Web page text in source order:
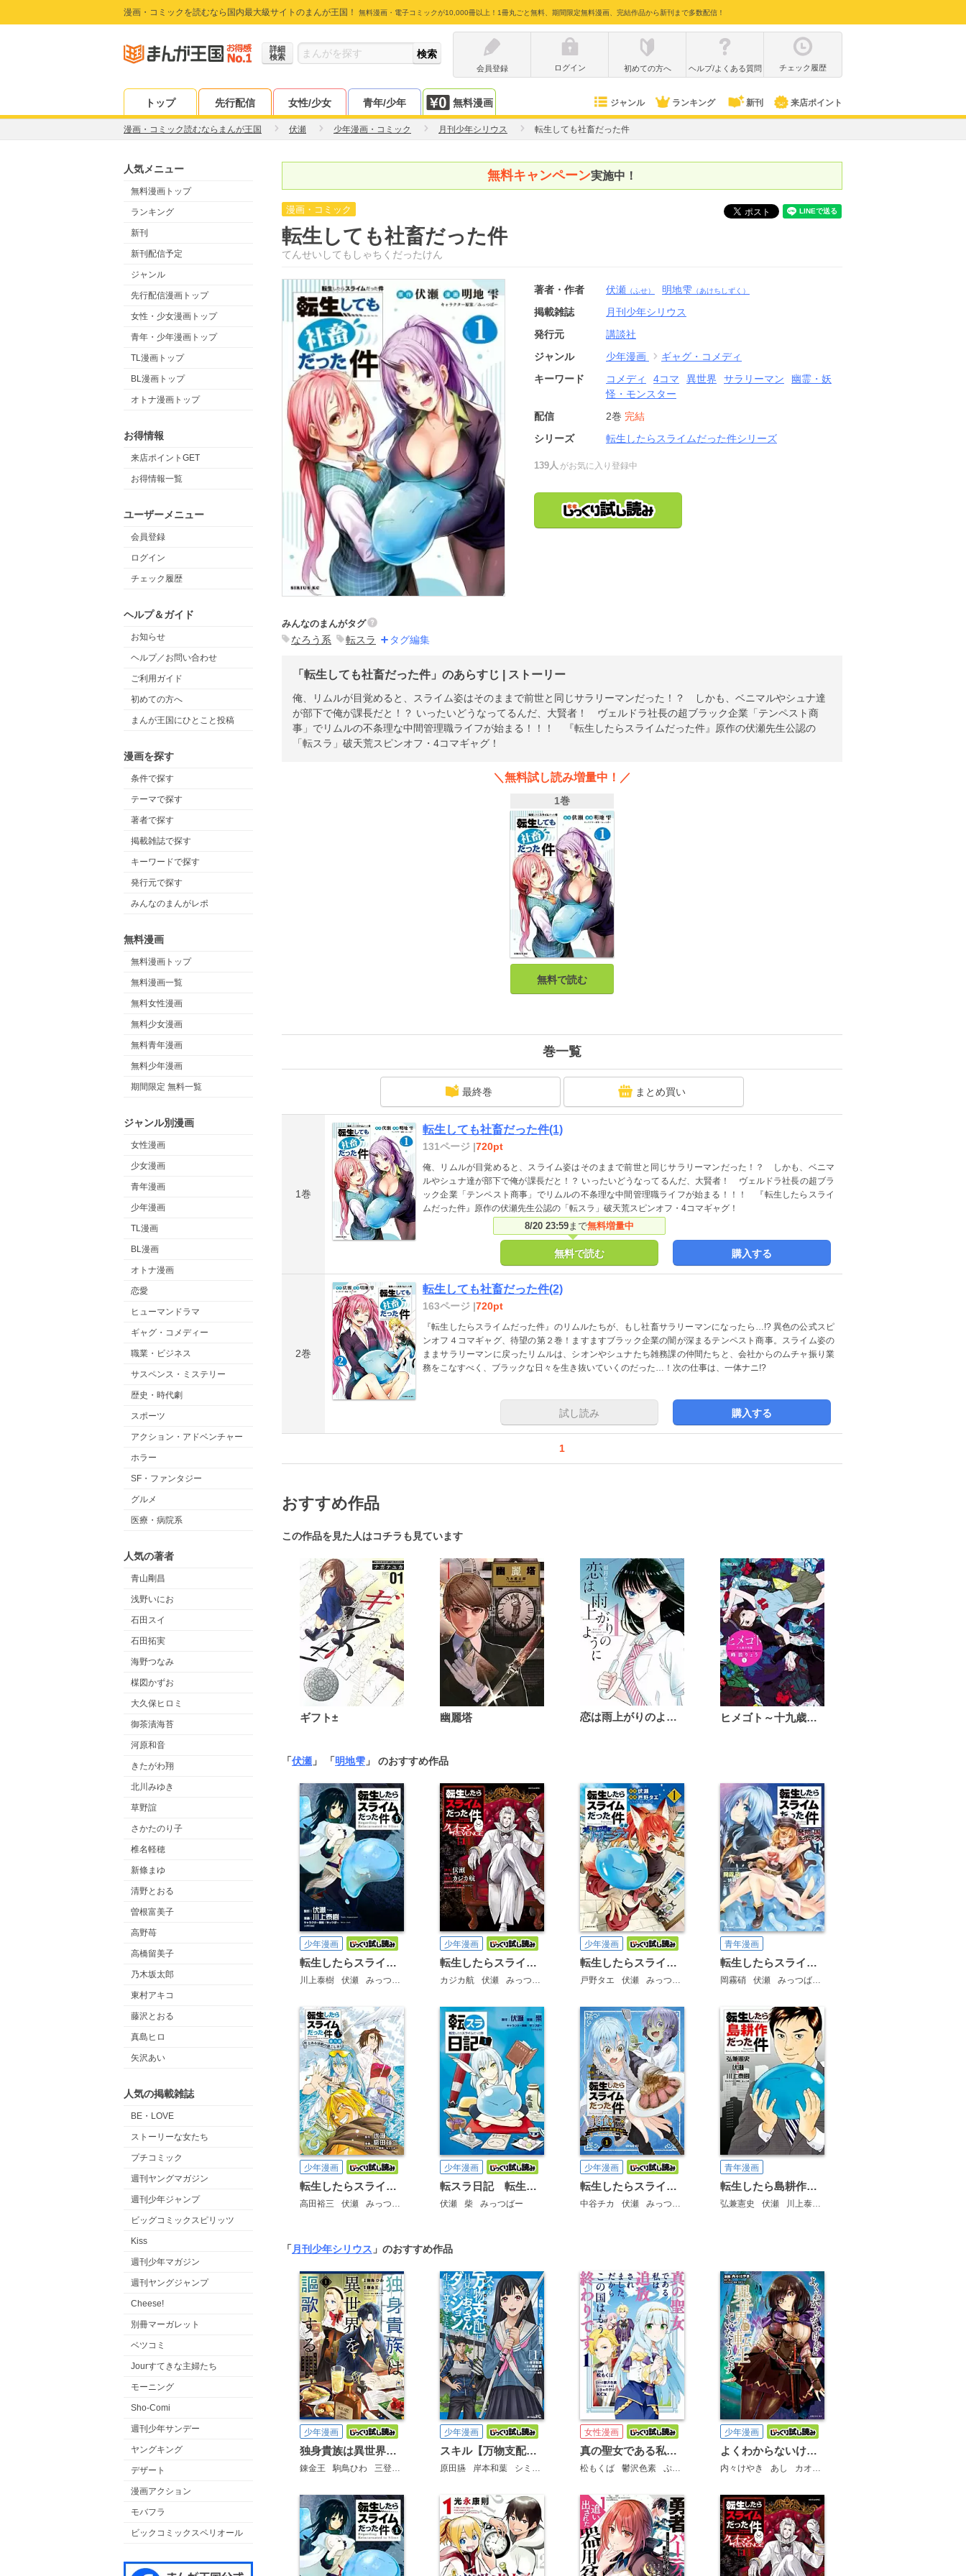
漫画・コミックを読むなら国内最大級サイトのまんが王国！ 無料漫画・電子コミックが10,000冊以上！1冊丸ごと無料、期間限定無料漫画、完結作品から新刊まで多数配信！
詳細
検索
会員登録
ログイン 初めての方へ ヘルプ/よくある質問 チェック履歴
トップ 先行配信 女性/少女 青年/少年 無料漫画 ジャンル ランキング 新刊 来店ポイント
漫画・コミック読むならまんが王国 伏瀬 少年漫画・コミック 月刊少年シリウス 転生しても社畜だった件
人気メニュー
無料漫画トップ
ランキング
新刊
新刊配信予定
ジャンル
先行配信漫画トップ
女性・少女漫画トップ
青年・少年漫画トップ
TL漫画トップ
BL漫画トップ
オトナ漫画トップ
お得情報
来店ポイントGET
お得情報一覧
ユーザーメニュー
会員登録
ログイン
チェック履歴
ヘルプ＆ガイド
お知らせ
ヘルプ／お問い合わせ
ご利用ガイド
初めての方へ
まんが王国にひとこと投稿
漫画を探す
条件で探す
テーマで探す
著者で探す
掲載雑誌で探す
キーワードで探す
発行元で探す
みんなのまんがレポ
無料漫画
無料漫画トップ
無料漫画一覧
無料女性漫画
無料少女漫画
無料青年漫画
無料少年漫画
期間限定 無料一覧
ジャンル別漫画
女性漫画
少女漫画
青年漫画
少年漫画
TL漫画
BL漫画
オトナ漫画
恋愛
ヒューマンドラマ
ギャグ・コメディー
職業・ビジネス
サスペンス・ミステリー
歴史・時代劇
スポーツ
アクション・アドベンチャー
ホラー
SF・ファンタジー
グルメ
医療・病院系
人気の著者
青山剛昌
浅野いにお
石田スイ
石田拓実
海野つなみ
楳図かずお
大久保ヒロミ
御茶漬海苔
河原和音
きたがわ翔
北川みゆき
草野誼
さかたのり子
椎名軽穂
新條まゆ
清野とおる
曽根富美子
高野苺
高橋留美子
乃木坂太郎
東村アキコ
藤沢とおる
真島ヒロ
矢沢あい
人気の掲載雑誌
BE・LOVE
ストーリーな女たち
プチコミック
週刊ヤングマガジン
週刊少年ジャンプ
ビッグコミックスピリッツ
Kiss
週刊少年マガジン
週刊ヤングジャンプ
Cheese!
別冊マーガレット
ベツコミ
Jourすてきな主婦たち
モーニング
Sho-Comi
週刊少年サンデー
ヤングキング
デザート
漫画アクション
モバフラ
ビックコミックスペリオール
無料キャンペーン実施中！
漫画・コミック
転生しても社畜だった件
てんせいしてもしゃちくだったけん
著者・作者 伏瀬 （ふせ） 明地雫 （あけちしずく）
掲載雑誌
月刊少年シリウス
発行元
講談社
ジャンル
少年漫画
ギャグ・コメディ
キーワード
コメディ 4コマ 異世界 サラリーマン
幽霊・妖
怪・モンスター
配信
2巻 完結
シリーズ
転生したらスライムだった件シリーズ
139人 がお気に入り登録中
みんなのまんがタグ
なろう系 転スラ タグ編集
「転生しても社畜だった件」のあらすじ | ストーリー
俺、リムルが目覚めると、スライム姿はそのままで前世と同じサラリーマンだった！？ しかも、ベニマルやシュナ達
が部下で俺が課長だと！？ いったいどうなってるんだ、大賢者！ ヴェルドラ社長の超ブラック企業「テンペスト商
事」でリムルの不条理な中間管理職ライフが始まる！！！ 『転生したらスライムだった件』原作の伏瀬先生公認の
「転スラ」破天荒スピンオフ・4コマギャグ！
＼無料試し読み増量中！／
1巻
無料で読む
巻一覧
最終巻 まとめ買い
1巻
転生しても社畜だった件(1)
131ページ |720pt
俺、リムルが目覚めると、スライム姿はそのままで前世と同じサラリーマンだった！？ しかも、ベニマ
ルやシュナ達が部下で俺が課長だと！？ いったいどうなってるんだ、大賢者！ ヴェルドラ社長の超ブラ
ック企業「テンペスト商事」でリムルの不条理な中間管理職ライフが始まる！！！ 『転生したらスライ
ムだった件』原作の伏瀬先生公認の「転スラ」破天荒スピンオフ・4コマギャグ！
8/20 23:59まで無料増量中
無料で読む 購入する
2巻
転生しても社畜だった件(2)
163ページ |720pt
『転生したらスライムだった件』のリムルたちが、もし社畜サラリーマンになったら…!? 異色の公式スピ
ンオフ４コマギャグ、待望の第２巻！ますますブラック企業の闇が深まるテンペスト商事。スライム姿の
ままサラリーマンに戻ったリムルは、シオンやシュナたち雑務課の仲間たちと、会社からのムチャ振り業
務をこなすべく、ブラックな日々を生き抜いていくのだった…！次の仕事は、一体ナニ!?
試し読み 購入する
1
おすすめ作品
この作品を見た人はコチラも見ています
ギフト± 幽麗塔 恋は雨上がりのように ヒメゴト～十九歳の制服～
「伏瀬 」 「明地雫 」 のおすすめ作品
少年漫画
転生したらスライムだった件
川上泰樹 伏瀬 みっつばー
少年漫画
転生したらスライムだった件 クレイマンREVENGE
カジカ航 伏瀬 みっつばー
少年漫画
転生したらスライムだった件 異聞 ～魔国暮らしのトリニティ～
戸野タエ 伏瀬 みっつばー
青年漫画
転生したらスライムだった件－魔物の国の歩き方－
岡霧硝 伏瀬 みっつばー
少年漫画
転生したらスライムだった件 番外編 ～とある休暇の過ごし方～
高田裕三 伏瀬 みっつばー
少年漫画
転スラ日記 転生したらスライムだった件
伏瀬 柴 みっつばー
少年漫画
転生したらスライムだった件 美食伝～ペコとリムルの料理手帖～
中谷チカ 伏瀬 みっつばー
青年漫画
転生したら島耕作だった件
弘兼憲史 伏瀬 川上泰樹
「 月刊少年シリウス 」のおすすめ作品
少年漫画
独身貴族は異世界を謳歌する ～結婚しない男の優雅なおひとりさまライフ～
錬金王 駒鳥ひわ 三登いつき
少年漫画
スキル【万物支配】に目覚めたおっさんは、ダンジョンで生計を立てることにしました～無職から始める支配者無双～
原田臙 岸本和葉 シミズヒロノリ 吉武
女性漫画
真の聖女である私は追放されました。だからこの国はもう終わりです
松もくば 鬱沢色素 ぷきゅのすけ
少年漫画
よくわからないけれど異世界に転生していたようです
内々けやき あし カオミン